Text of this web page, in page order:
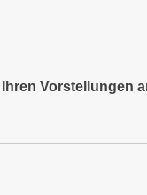
Vorstellungen